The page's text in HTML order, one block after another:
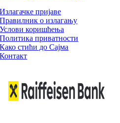
Излагачке пријаве
Правилник о излагању
Услови коришћења
Политика приватности
Како стићи до Сајма
Контакт